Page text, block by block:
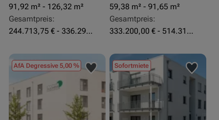
91,92 m² - 126,32 m²
Gesamtpreis:
244.713,75 € - 336.292 €
59,38 m² - 91,65 m²
Gesamtpreis:
333.200,00 € - 514.310,00 €
AfA Degressive 5,00 % Sofortmiete